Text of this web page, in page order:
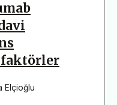
Elçioğlu